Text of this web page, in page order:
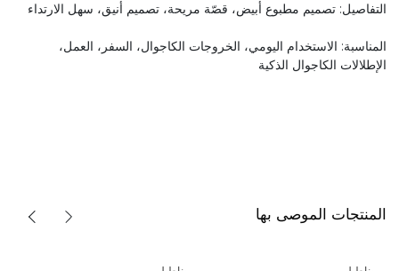
التفاصيل: تصميم مطبوع أبيض، قصّة مريحة، تصميم أنيق، سهل الارتداء
المناسبة: الاستخدام اليومي، الخروجات الكاجوال، السفر، العمل،
الإطلالات الكاجوال الذكية
المنتجات الموصى بها